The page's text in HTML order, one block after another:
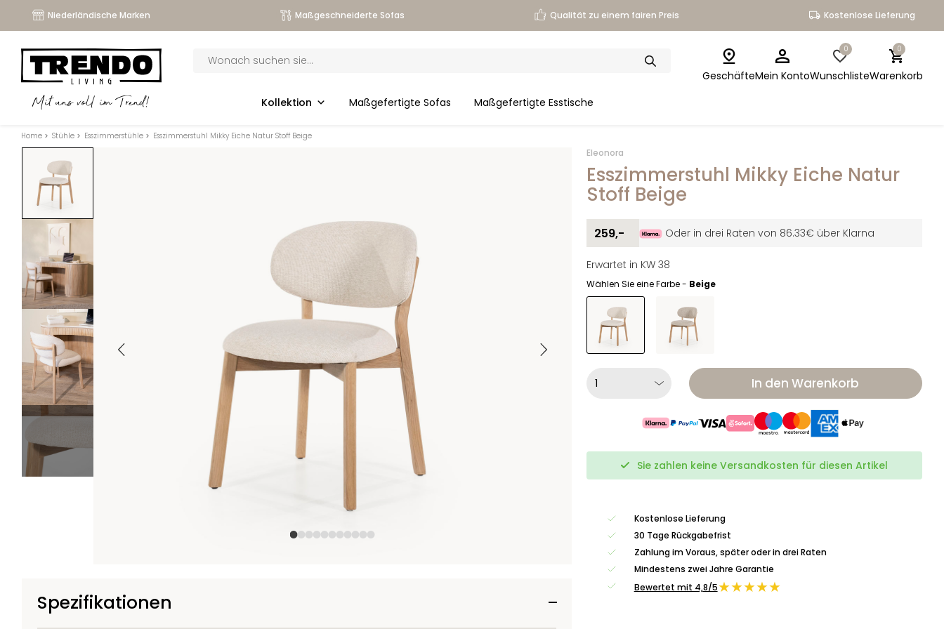
Niederländische Marken Maßgeschneiderte Sofas Qualität zu einem fairen Preis Kostenlose Lieferung
Mit uns voll im Trend!
search
Kollektion Maßgefertigte Sofas Maßgefertigte Esstische
GeschäfteMein Konto
0
Wunschliste
0
Warenkorb
Home > Stühle > Esszimmerstühle > Esszimmerstuhl Mikky Eiche Natur Stoff Beige
Spezifikationen
Eleonora
Esszimmerstuhl Mikky Eiche Natur
Stoff Beige
259,- Oder in drei Raten von 86.33€ über Klarna
Erwartet in KW 38
Wählen Sie eine Farbe - Beige
In den Warenkorb
Sie zahlen keine Versandkosten für diesen Artikel
Kostenlose Lieferung
30 Tage Rückgabefrist
Zahlung im Voraus, später oder in drei Raten
Mindestens zwei Jahre Garantie
Bewertet mit 4,8/5★★★★★